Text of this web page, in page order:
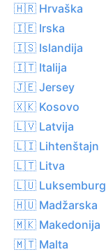
🇭🇷 Hrvaška
🇮🇪 Irska
🇮🇸 Islandija
🇮🇹 Italija
🇯🇪 Jersey
🇽🇰 Kosovo
🇱🇻 Latvija
🇱🇮 Lihtenštajn
🇱🇹 Litva
🇱🇺 Luksemburg
🇭🇺 Madžarska
🇲🇰 Makedonija
🇲🇹 Malta